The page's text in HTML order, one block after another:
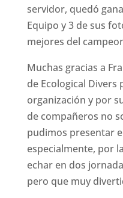
servidor, quedó
Equipo y 3 de sus
mejores del
Muchas gracias a
de Ecological Divers
organización y por
de compañeros no
pudimos presentar
especialmente, por
echar en dos
pero que muy